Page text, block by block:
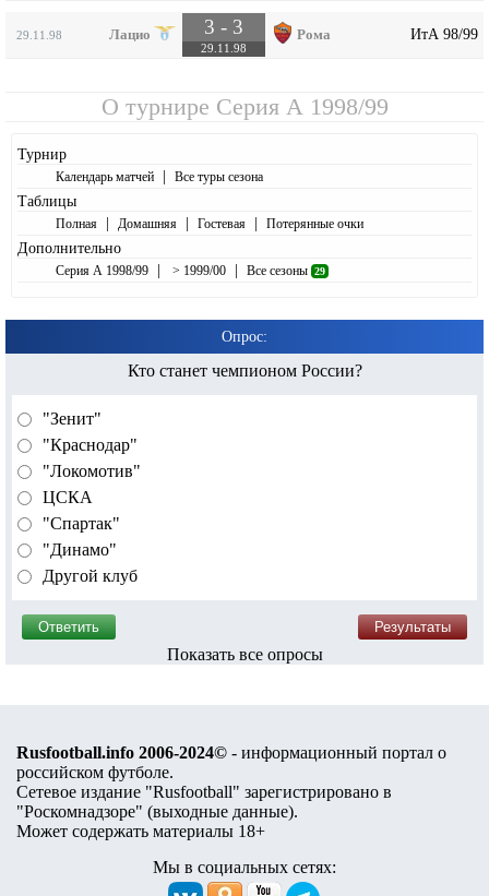
29.11.98 Лацио 3 - 3
29.11.98
Рома ИтА 98/99
О турнире Серия А 1998/99
Турнир
Календарь матчей | Все туры сезона
Таблицы
Полная | Домашняя | Гостевая | Потерянные очки
Дополнительно
Серия А 1998/99 | > 1999/00 | Все сезоны 29
Опрос:
Кто станет чемпионом России?
"Зенит"
"Краснодар"
"Локомотив"
ЦСКА
"Спартак"
"Динамо"
Другой клуб
Показать все опросы
Rusfootball.info 2006-2024© - информационный портал о
российском футболе.
Сетевое издание "Rusfootball" зарегистрировано в
"Роскомнадзоре" (выходные данные).
Может содержать материалы 18+
Мы в социальных сетях: